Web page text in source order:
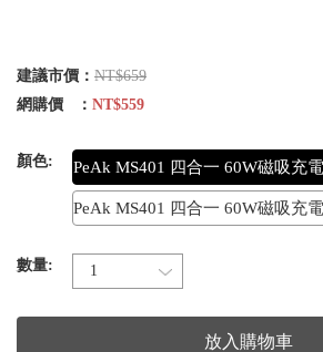
建議市價： NT$659
網購價 ： NT$559
顏色: PeAk MS401 四合一 60W磁吸充
PeAk MS401 四合一 60W磁吸充
數量:
放入購物車